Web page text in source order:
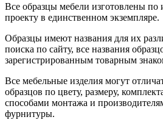
Все образцы мебели изготовлены по
проекту в единственном экземпляре.
Образцы имеют названия для их
поиска по сайту, все названия
зарегистрированным товарным
Все мебельные изделия могут
образцов по цвету, размеру,
способами монтажа и
фурнитуры.